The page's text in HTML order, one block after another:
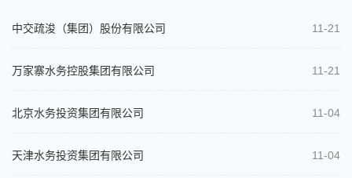
中交疏浚（集团）股份有限公司 11-21
万家寨水务控股集团有限公司 11-21
北京水务投资集团有限公司 11-04
天津水务投资集团有限公司 11-04